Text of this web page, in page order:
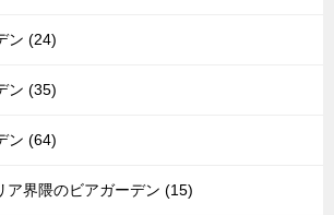
ン (24)
ン (35)
ン (64)
ア界隈のビアガーデン (15)